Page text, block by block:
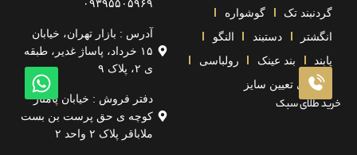
گردنبند تک
گوشواره
انگشتر
دستبند
النگو
پابند
بند عینک
رولباسی
راهنمای تعیین سایز
خرید طلای سبک
۰۹۳۹۵۵۰۵۹۶۹
آدرس : بازار تهران، خیابان
۱۵ خرداد، پاساژ غدیر، طبقه
ی ۲، پلاک ۹
دفتر فروش : خیابان پامنار
کوچه ی حق پرست بن بست
ملاباقر پلاک ۲ واحد ۲